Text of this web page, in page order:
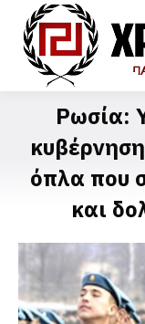
Ρωσία:
όπλα που
και